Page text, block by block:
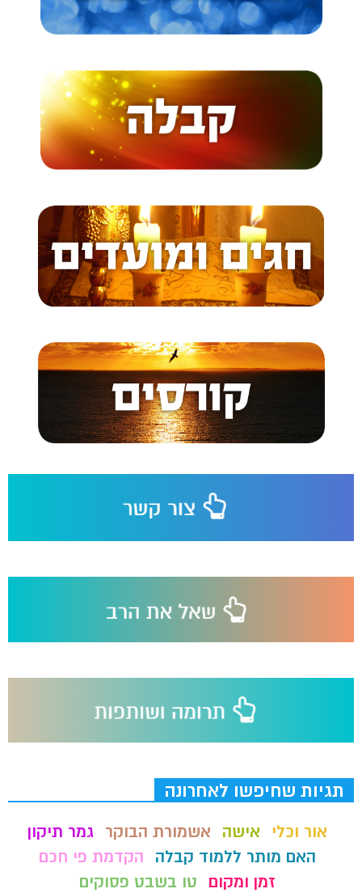
תגיות שחיפשו לאחרונה
אור וכלי אישה אשמורת הבוקר
גמר תיקון
האם מותר ללמוד קבלה
הקדמת פי חכם
זמן ומקום
טו בשבט פסוקים